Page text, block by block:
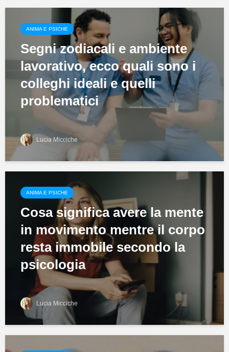
ANIMA E PSICHE
Segni zodiacali e ambiente
lavorativo, ecco quali sono i
colleghi ideali e quelli
problematici
Lucia Micciche
ANIMA E PSICHE
Cosa significa avere la mente
in movimento mentre il corpo
resta immobile secondo la
psicologia
Lucia Micciche